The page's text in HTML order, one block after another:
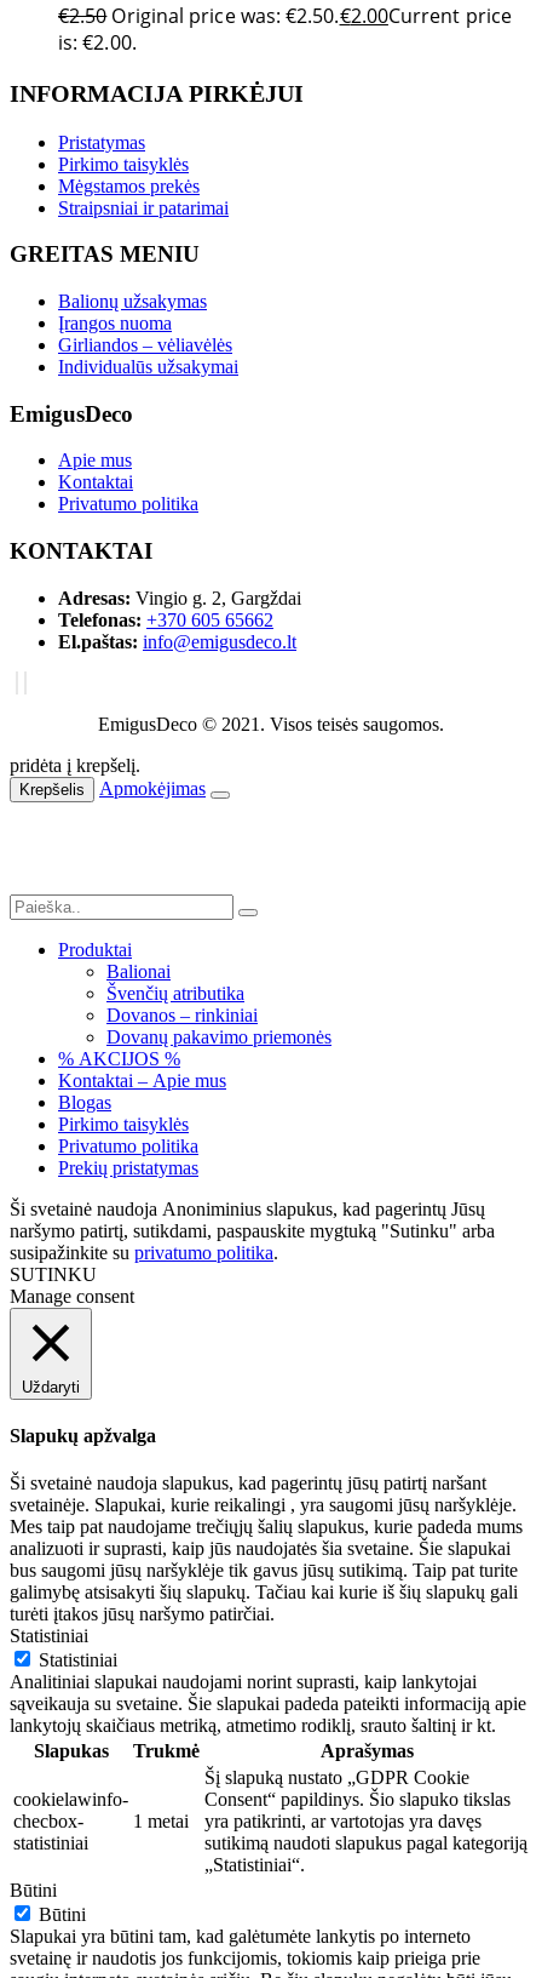
€2.50 Original price was: €2.50.€2.00Current price
is: €2.00.
INFORMACIJA PIRKĖJUI
Pristatymas
Pirkimo taisyklės
Mėgstamos prekės
Straipsniai ir patarimai
GREITAS MENIU
Balionų užsakymas
Įrangos nuoma
Girliandos – vėliavėlės
Individualūs užsakymai
EmigusDeco
Apie mus
Kontaktai
Privatumo politika
KONTAKTAI
Adresas: Vingio g. 2, Gargždai
Telefonas: +370 605 65662
El.paštas: info@emigusdeco.lt
EmigusDeco © 2021. Visos teisės saugomos.
pridėta į krepšelį.
Krepšelis Apmokėjimas
Produktai
Balionai
Švenčių atributika
Dovanos – rinkiniai
Dovanų pakavimo priemonės
% AKCIJOS %
Kontaktai – Apie mus
Blogas
Pirkimo taisyklės
Privatumo politika
Prekių pristatymas
Ši svetainė naudoja Anoniminius slapukus, kad pagerintų Jūsų
naršymo patirtį, sutikdami, paspauskite mygtuką "Sutinku" arba
susipažinkite su privatumo politika.
SUTINKU
Manage consent
Uždaryti
Slapukų apžvalga
Ši svetainė naudoja slapukus, kad pagerintų jūsų patirtį naršant
svetainėje. Slapukai, kurie reikalingi , yra saugomi jūsų naršyklėje.
Mes taip pat naudojame trečiųjų šalių slapukus, kurie padeda mums
analizuoti ir suprasti, kaip jūs naudojatės šia svetaine. Šie slapukai
bus saugomi jūsų naršyklėje tik gavus jūsų sutikimą. Taip pat turite
galimybę atsisakyti šių slapukų. Tačiau kai kurie iš šių slapukų gali
turėti įtakos jūsų naršymo patirčiai.
Statistiniai
Statistiniai
Analitiniai slapukai naudojami norint suprasti, kaip lankytojai
sąveikauja su svetaine. Šie slapukai padeda pateikti informaciją apie
lankytojų skaičiaus metriką, atmetimo rodiklį, srauto šaltinį ir kt.
Slapukas
Trukmė Aprašymas
cookielawinfo-
checbox-
statistiniai
1 metai
Šį slapuką nustato „GDPR Cookie
Consent“ papildinys. Šio slapuko tikslas
yra patikrinti, ar vartotojas yra davęs
sutikimą naudoti slapukus pagal kategoriją
„Statistiniai“.
Būtini
Būtini
Slapukai yra būtini tam, kad galėtumėte lankytis po interneto
svetainę ir naudotis jos funkcijomis, tokiomis kaip prieiga prie